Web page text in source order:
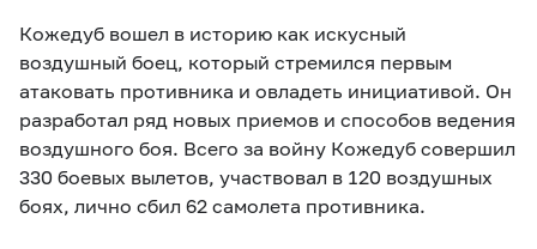
Кожедуб вошел в историю как искусный
воздушный боец, который стремился первым
атаковать противника и овладеть инициативой. Он
разработал ряд новых приемов и способов ведения
воздушного боя. Всего за войну Кожедуб совершил
330 боевых вылетов, участвовал в 120 воздушных
боях, лично сбил 62 самолета противника.